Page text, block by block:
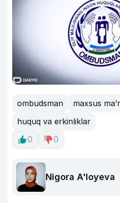
ombudsman
maxsus
huquq va erkinliklar
0
0
Nigora A'loyeva